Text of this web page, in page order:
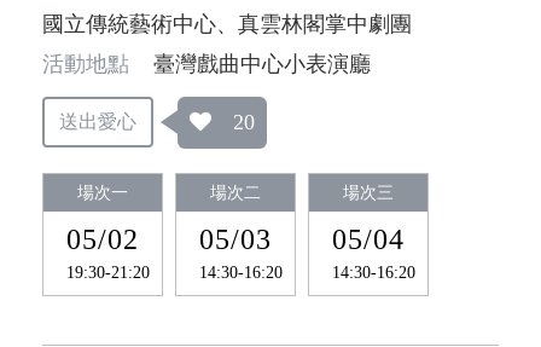
國立傳統藝術中心、真雲林閣掌中劇團
活動地點
臺灣戲曲中心小表演廳
送出愛心 20
場次一
05/02
19:30-21:20
場次二
05/03
14:30-16:20
場次三
05/04
14:30-16:20